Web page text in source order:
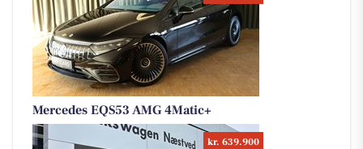
Mercedes EQS53 AMG 4Matic+
kr. 639.900